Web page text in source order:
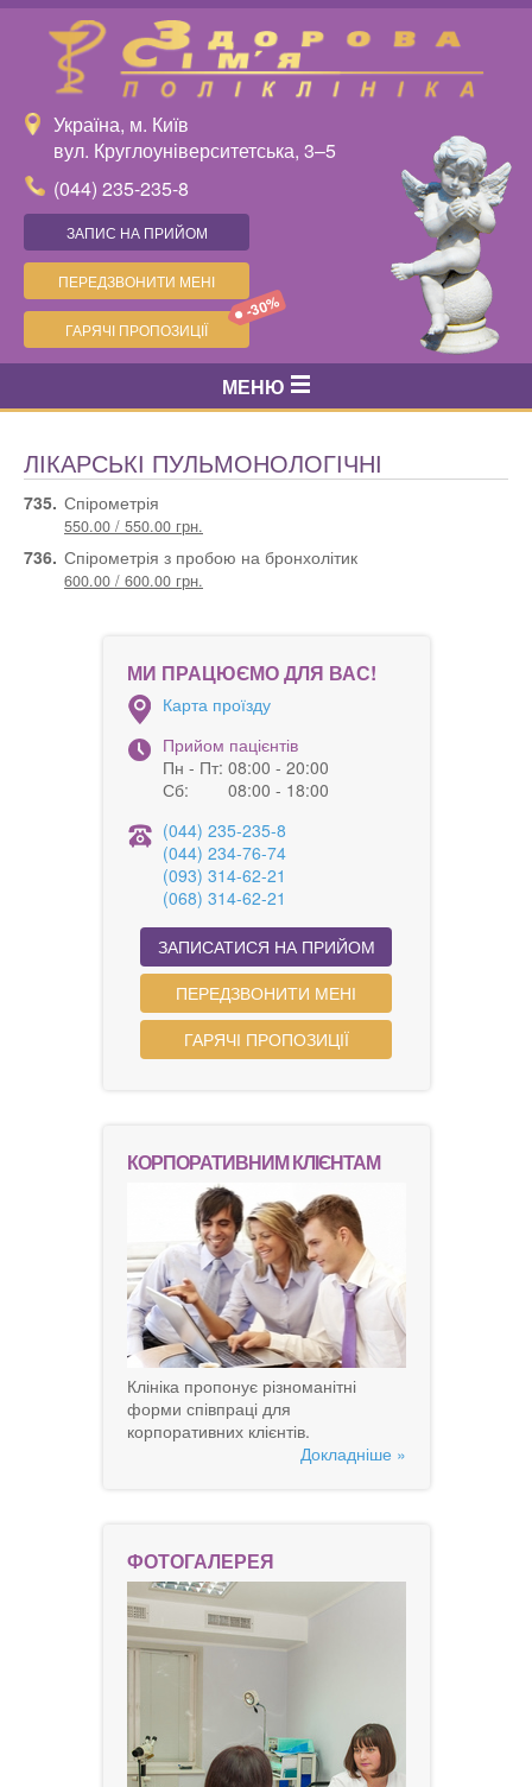
Україна, м. Київ
вул. Круглоуніверситетська, 3–5
(044) 235-235-8
ЗАПИС НА ПРИЙОМ
ПЕРЕДЗВОНИТИ МЕНІ
ГАРЯЧІ ПРОПОЗИЦІЇ
-30%
МЕНЮ
ЛІКАРСЬКІ ПУЛЬМОНОЛОГІЧНІ
735. Спірометрія
550.00 / 550.00 грн.
736. Спірометрія з пробою на бронхолітик
600.00 / 600.00 грн.
МИ ПРАЦЮЄМО ДЛЯ ВАС!
Карта проїзду
Прийом пацієнтів
Пн - Пт: 08:00 - 20:00
Сб:
08:00 - 18:00
(044) 235-235-8
(044) 234-76-74
(093) 314-62-21
(068) 314-62-21
ЗАПИСАТИСЯ НА ПРИЙОМ
ПЕРЕДЗВОНИТИ МЕНІ
ГАРЯЧІ ПРОПОЗИЦІЇ
КОРПОРАТИВНИМ КЛІЄНТАМ
Клініка пропонує різноманітні
форми співпраці для
корпоративних клієнтів.
Докладніше »
ФОТОГАЛЕРЕЯ